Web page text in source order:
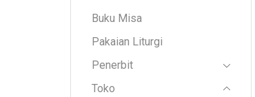
Buku Misa
Pakaian Liturgi
Penerbit
Toko